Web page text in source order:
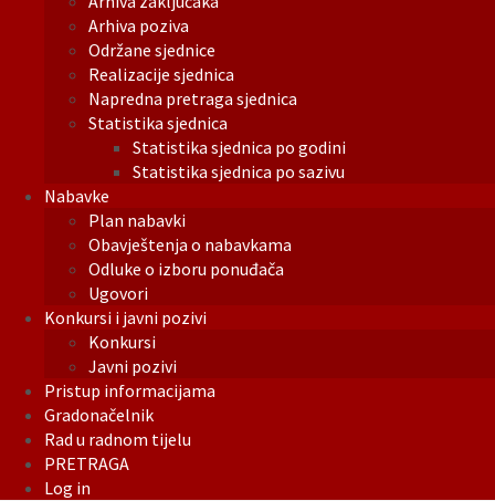
Arhiva poziva
Održane sjednice
Realizacije sjednica
Napredna pretraga sjednica
Statistika sjednica
Statistika sjednica po godini
Statistika sjednica po sazivu
Nabavke
Plan nabavki
Obavještenja o nabavkama
Odluke o izboru ponuđača
Ugovori
Konkursi i javni pozivi
Konkursi
Javni pozivi
Pristup informacijama
Gradonačelnik
Rad u radnom tijelu
PRETRAGA
Log in